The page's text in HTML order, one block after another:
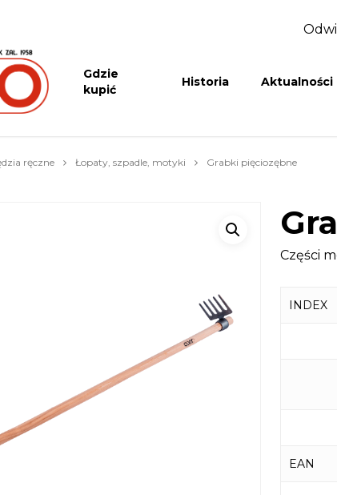
Gdzie
kupić
Historia Aktualności
ręczne Łopaty, szpadle, motyki Grabki pięciozębne
Części
INDEX
EAN